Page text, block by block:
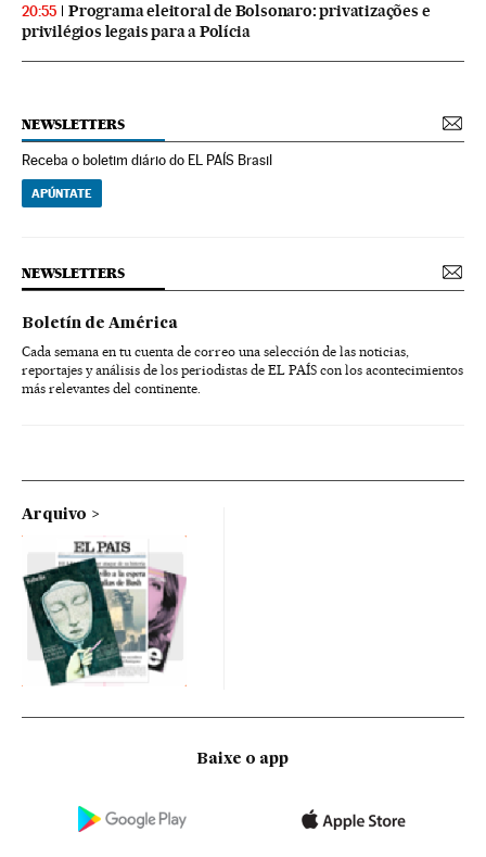
20:55
Programa eleitoral de Bolsonaro: privatizações e
privilégios legais para a Polícia
NEWSLETTERS
Receba o boletim diário do EL PAÍS Brasil
APÚNTATE
NEWSLETTERS
Boletín de América
Cada semana en tu cuenta de correo una selección de las noticias,
reportajes y análisis de los periodistas de EL PAÍS con los acontecimientos
más relevantes del continente.
Arquivo
Baixe o app